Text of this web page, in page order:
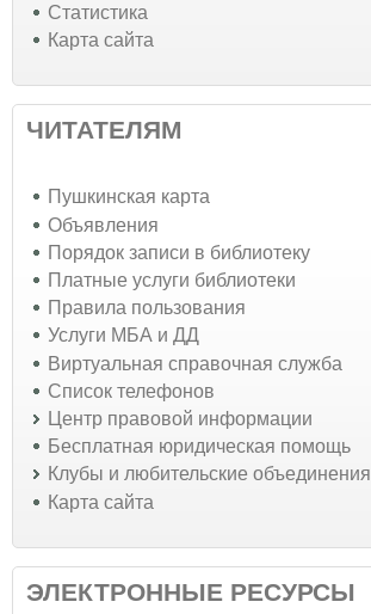
Статистика
Карта сайта
ЧИТАТЕЛЯМ
Пушкинская карта
Объявления
Порядок записи в библиотеку
Платные услуги библиотеки
Правила пользования
Услуги МБА и ДД
Виртуальная справочная служба
Список телефонов
Центр правовой информации
Бесплатная юридическая помощь
Клубы и любительские объединения
Карта сайта
ЭЛЕКТРОННЫЕ РЕСУРСЫ